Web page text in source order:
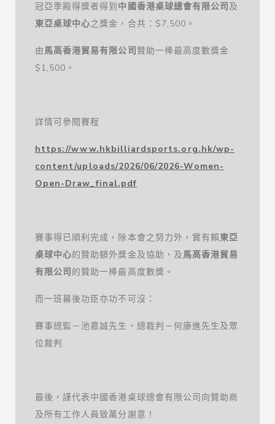
冠亞季殿得獎者得到 中國香港桌球總會有限公司及
東亞桌球中心之獎金，合共：$7,500。
由馬高香港貿易有限公司贊助一棒最高度數獎金
$1,500。
詳情可參閱賽程
https://www.hkbilliardsports.org.hk/wp-
content/uploads/2026/06/2026-Women-
Open-Draw_final.pdf
賽事得已順利完成，除本會之努力外，實有賴東亞
桌球中心的贊助額外獎金及協助，及馬高香港貿易
有限公司的贊助一棒最高度數獎。
而一班幕後功臣亦功不可沒：
賽事總監－池嘉誠先生、總裁判－何康進先生及眾
位裁判
最後，謹代表中國香港桌球總會有限公司向贊助商
及所有工作人員致萬分謝意！